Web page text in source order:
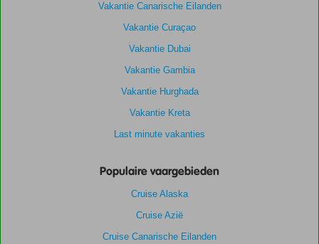
Vakantie Canarische Eilanden
Vakantie Curaçao
Vakantie Dubai
Vakantie Gambia
Vakantie Hurghada
Vakantie Kreta
Last minute vakanties
Populaire vaargebieden
Cruise Alaska
Cruise Azië
Cruise Canarische Eilanden